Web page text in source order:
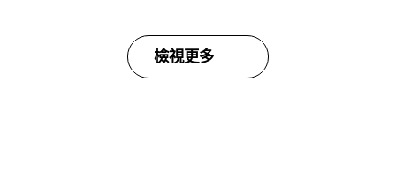
檢視更多